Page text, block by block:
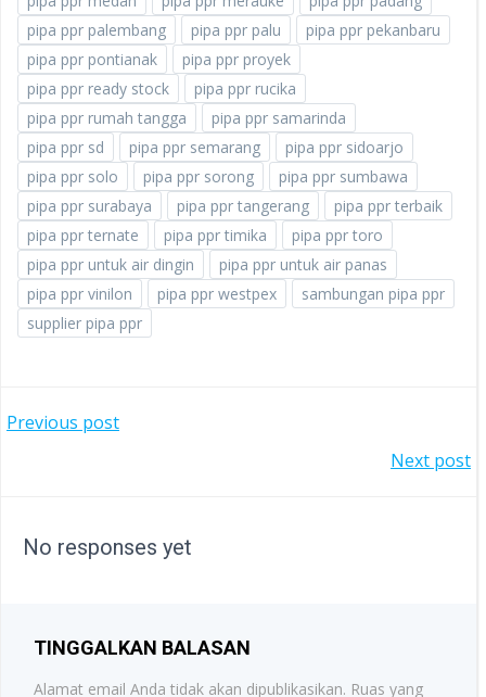
pipa ppr palembang
pipa ppr palu
pipa ppr pekanbaru
pipa ppr pontianak
pipa ppr proyek
pipa ppr ready stock
pipa ppr rucika
pipa ppr rumah tangga
pipa ppr samarinda
pipa ppr sd
pipa ppr semarang
pipa ppr sidoarjo
pipa ppr solo
pipa ppr sorong
pipa ppr sumbawa
pipa ppr surabaya
pipa ppr tangerang
pipa ppr terbaik
pipa ppr ternate
pipa ppr timika
pipa ppr toro
pipa ppr untuk air dingin
pipa ppr untuk air panas
pipa ppr vinilon
pipa ppr westpex
sambungan pipa ppr
supplier pipa ppr
POST
Previous post
Next post
No responses yet
TINGGALKAN BALASAN
Alamat email Anda tidak akan dipublikasikan. Ruas yang